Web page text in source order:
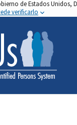
de Estados Unidos,
verificarlo